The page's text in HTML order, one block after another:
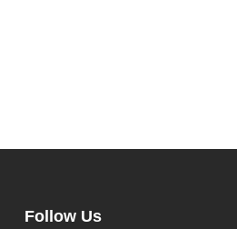
Follow Us